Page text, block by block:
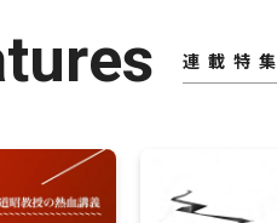
連載特集